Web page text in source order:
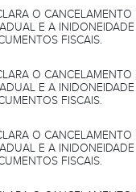
O CANCELAMENTO
E A
FISCAIS.
O CANCELAMENTO
E A
FISCAIS.
O CANCELAMENTO
E A
FISCAIS.